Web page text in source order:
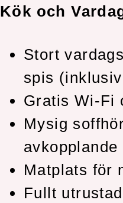
Kök och
Stort
spis
Gratis Wi-Fi
Mysig
Matplats för
Fullt